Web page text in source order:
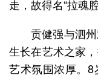
走，故得名“拉魂腔
贡健强与泗
生长在艺术之家
艺术氛围浓厚。